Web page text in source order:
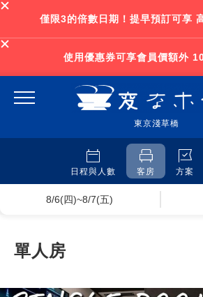
僅限3的倍數日期！提早預訂可享
使用優惠券可享會員價額外
東京淺草橋
日程與人數 客房 方案
8/6(四)~8/7(五)
單人房